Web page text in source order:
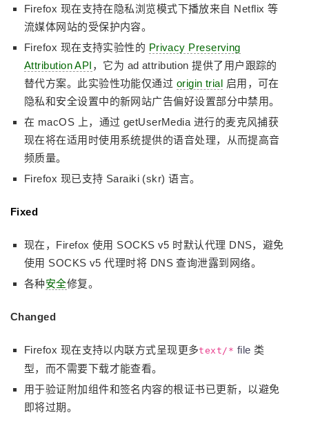
Firefox 现在支持在隐私浏览模式下播放来自 Netflix 等
流媒体网站的受保护内容。
Firefox 现在支持实验性的 Privacy Preserving
Attribution API ，它为 ad attribution 提供了用户跟踪的
替代方案。此实验性功能仅通过 origin trial 启用，可在
隐私和安全设置中的新网站广告偏好设置部分中禁用。
在 macOS 上，通过 getUserMedia 进行的麦克风捕获
现在将在适用时使用系统提供的语音处理，从而提高音
频质量。
Firefox 现已支持 Saraiki (skr) 语言。
Fixed
现在，Firefox 使用 SOCKS v5 时默认代理 DNS，避免
使用 SOCKS v5 代理时将 DNS 查询泄露到网络。
各种安全修复。
Changed
Firefox 现在支持以内联方式呈现更多text/* file 类
型，而不需要下载才能查看。
用于验证附加组件和签名内容的根证书已更新，以避免
即将过期。